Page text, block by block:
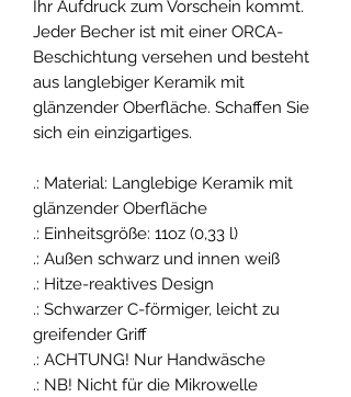
Ihr Aufdruck zum Vorschein kommt.
Jeder Becher ist mit einer ORCA-
Beschichtung versehen und besteht
aus langlebiger Keramik mit
glänzender Oberfläche. Schaffen Sie
sich ein einzigartiges.
.: Material: Langlebige Keramik mit
glänzender Oberfläche
.: Einheitsgröße: 11oz (0,33 l)
.: Außen schwarz und innen weiß
.: Hitze-reaktives Design
.: Schwarzer C-förmiger, leicht zu
greifender Griff
.: ACHTUNG! Nur Handwäsche
.: NB! Nicht für die Mikrowelle